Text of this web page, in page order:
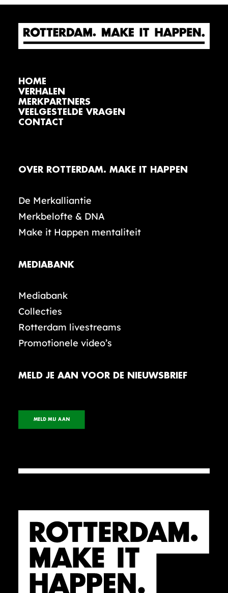
HOME
VERHALEN
MERKPARTNERS
VEELGESTELDE VRAGEN
CONTACT
OVER ROTTERDAM. MAKE IT HAPPEN
De Merkalliantie
Merkbelofte & DNA
Make it Happen mentaliteit
MEDIABANK
Mediabank
Collecties
Rotterdam livestreams
Promotionele video’s
MELD JE AAN VOOR DE NIEUWSBRIEF
MELD MIJ AAN